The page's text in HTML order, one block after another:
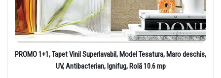
PROMO 1+1, Tapet Vinil Superlavabil, Model Tesatura, Maro deschis,
UV, Antibacterian, Ignifug, Rolă 10.6 mp